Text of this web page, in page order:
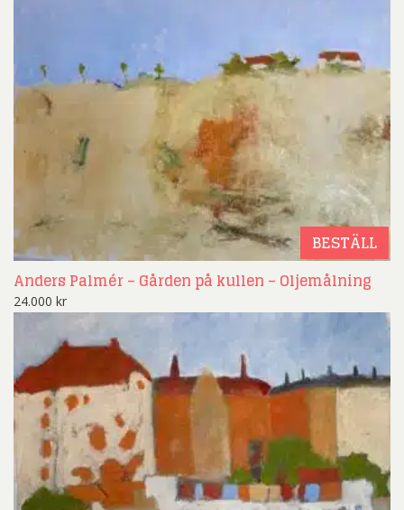
BESTÄLL
Anders Palmér – Gården på kullen – Oljemålning
24.000 kr